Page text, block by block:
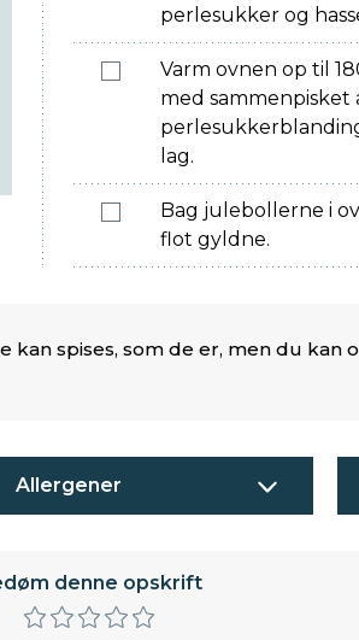
perlesukker og
Varm ovnen op til
med sammenpisket
lag.
Bag julebollerne i
flot gyldne.
kan spises, som de er, men du
Allergener
denne opskrift